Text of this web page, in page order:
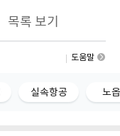
목록 보기
도움말
실속항공 노